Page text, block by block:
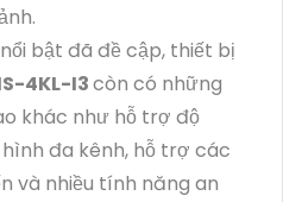
bật đã đề cập, thiết bị
4KL-I3còn có những
khác như hỗ trợ độ
đa kênh, hỗ trợ các
và nhiều tính năng an